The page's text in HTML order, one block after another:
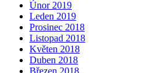
Únor 2019
Leden 2019
Prosinec 2018
Listopad 2018
Květen 2018
Duben 2018